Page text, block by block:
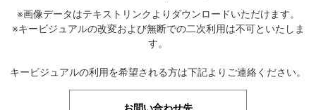
※画像データはテキストリンクよりダウンロードいただけます。
※キービジュアルの改変および無断での二次利用は不可といたしま
す。
キービジュアルの利用を希望される方は下記よりご連絡ください。